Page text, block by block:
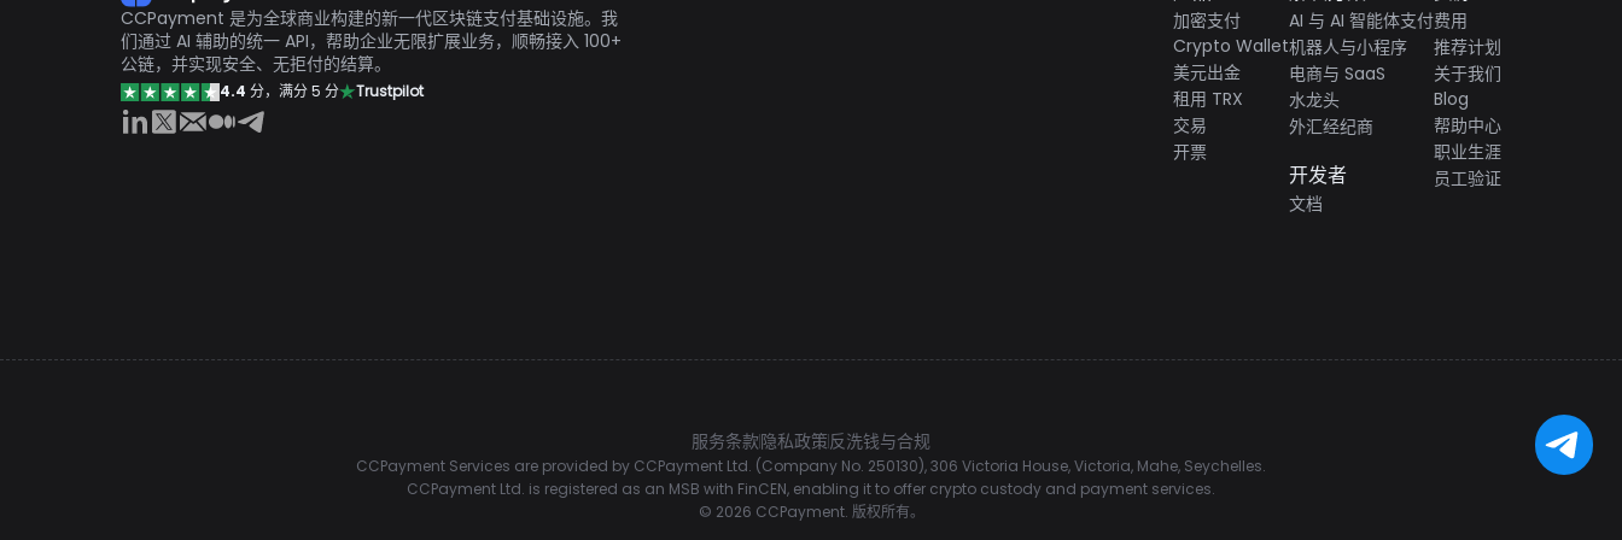
CCPayment 是为全球商业构建的新一代区块链支付基础设施。我
们通过 AI 辅助的统一 API，帮助企业无限扩展业务，顺畅接入 100+
公链，并实现安全、无拒付的结算。
4.4 分，满分 5 分 Trustpilot
加密支付
Crypto Wallet
美元出金
租用 TRX
交易
开票
AI 与 AI 智能体支付
机器人与小程序
电商与 SaaS
水龙头
外汇经纪商
开发者
文档
费用
推荐计划
关于我们
Blog
帮助中心
职业生涯
员工验证
服务条款隐私政策反洗钱与合规
CCPayment Services are provided by CCPayment Ltd. (Company No. 250130), 306 Victoria House, Victoria, Mahe, Seychelles.
CCPayment Ltd. is registered as an MSB with FinCEN, enabling it to offer crypto custody and payment services.
© 2026 CCPayment. 版权所有。